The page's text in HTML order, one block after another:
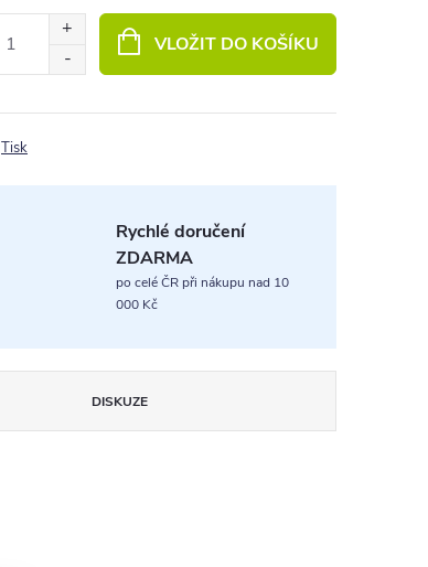
VLOŽIT DO KOŠÍKU
Tisk
Rychlé doručení
ZDARMA
po celé ČR při nákupu nad 10
000 Kč
DISKUZE